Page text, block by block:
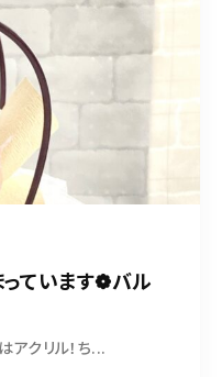
ています❁バル
アクリル！ち...